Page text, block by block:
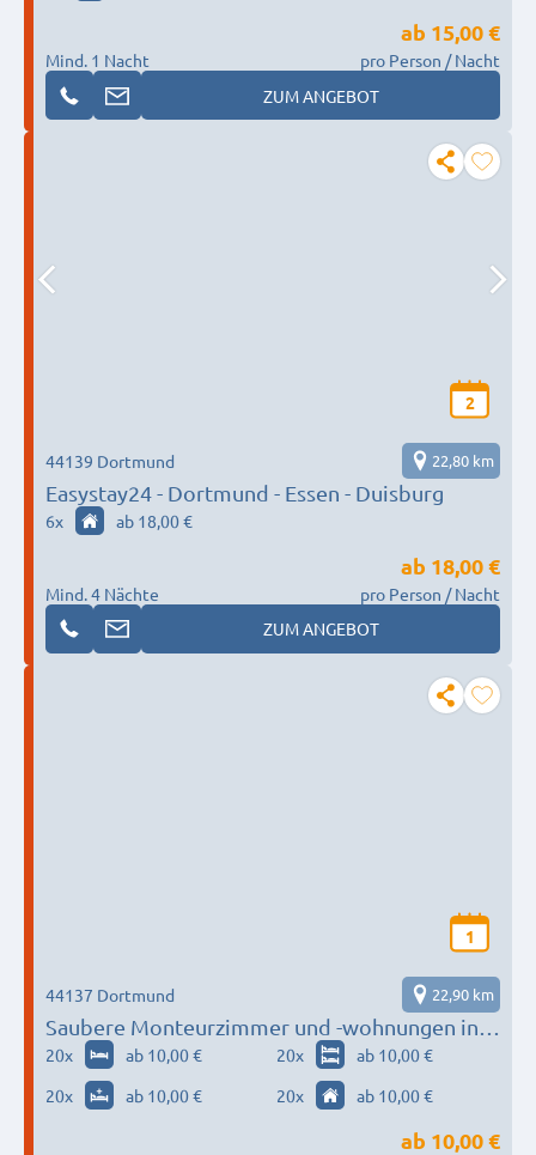
Mind. 1 Nacht
ab 15,00 €
pro Person / Nacht
ZUM ANGEBOT
2
Easystay24 - Dortmund - Essen - Duisburg
44139 Dortmund 22,80 km
6x ab 18,00 €
Mind. 4 Nächte
ab 18,00 €
pro Person / Nacht
ZUM ANGEBOT
1
Saubere Monteurzimmer und -wohnungen in
Dortmund
44137 Dortmund 22,90 km
20x ab 10,00 € 20x
ab 10,00 €
20x ab 10,00 € 20x ab 10,00 €
ab 10,00 €